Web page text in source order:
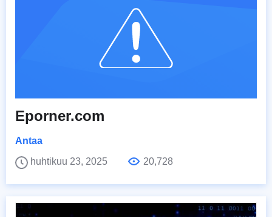
Eporner.com
Antaa
huhtikuu 23, 2025
20,728